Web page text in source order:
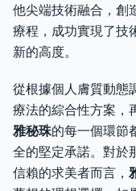
他尖端技術融合，
療程，成功實現了技
新的高度。
從根據個人膚質動態
療法的綜合性方案，
雅秘珠的每一個環節
全的堅定承諾。對於
信賴的求美者而言，